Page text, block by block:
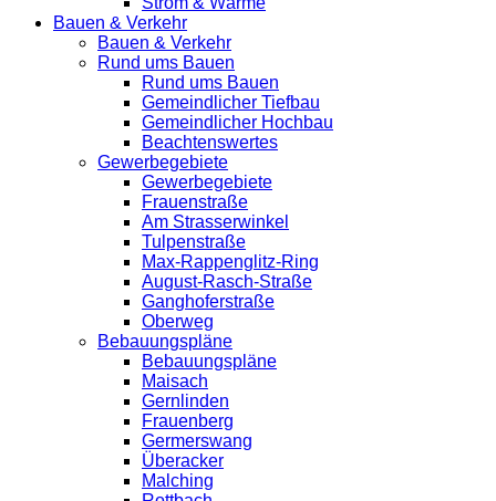
Bauen & Verkehr
Bauen & Verkehr
Rund ums Bauen
Rund ums Bauen
Gemeindlicher Tiefbau
Gemeindlicher Hochbau
Beachtenswertes
Gewerbegebiete
Gewerbegebiete
Frauenstraße
Am Strasserwinkel
Tulpenstraße
Max-Rappenglitz-Ring
August-Rasch-Straße
Ganghoferstraße
Oberweg
Bebauungspläne
Bebauungspläne
Maisach
Gernlinden
Frauenberg
Germerswang
Überacker
Malching